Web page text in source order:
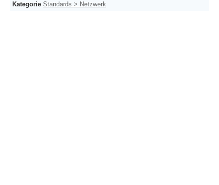
Kategorie Standards > Netzwerk